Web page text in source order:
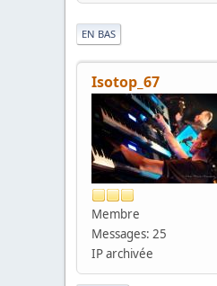
EN BAS
Isotop_67
Membre
Messages: 25
IP archivée